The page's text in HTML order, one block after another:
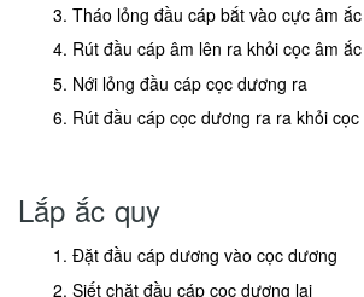
Tháo lỏng đầu cáp bắt vào cực âm
Rút đầu cáp âm lên ra khỏi cọc âm
Nới lỏng đầu cáp cọc dương ra
Rút đầu cáp cọc dương ra ra khỏi
Lắp ắc quy
Đặt đầu cáp dương vào cọc dương
Siết chặt đầu cáp cọc dương lại